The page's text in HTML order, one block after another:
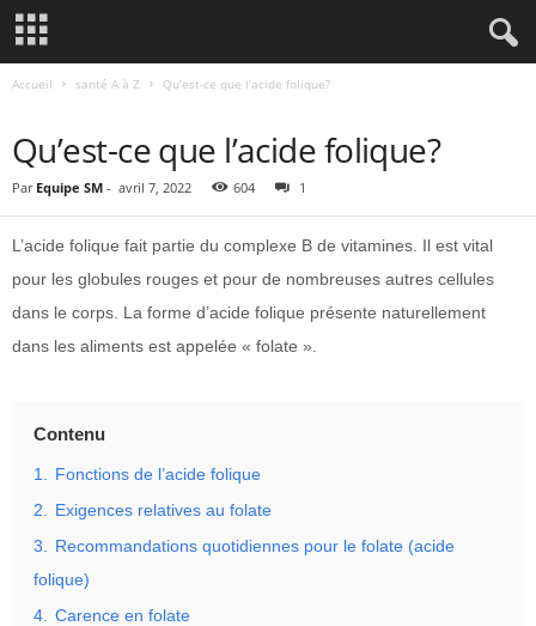
Accueil santé A à Z Qu’est-ce que l’acide folique?
Qu’est-ce que l’acide folique?
Par Equipe SM - avril 7, 2022 604 1
L’acide folique fait partie du complexe B de vitamines. Il est vital
pour les globules rouges et pour de nombreuses autres cellules
dans le corps. La forme d’acide folique présente naturellement
dans les aliments est appelée « folate ».
Contenu
1. Fonctions de l’acide folique
2. Exigences relatives au folate
3. Recommandations quotidiennes pour le folate (acide
folique)
4. Carence en folate